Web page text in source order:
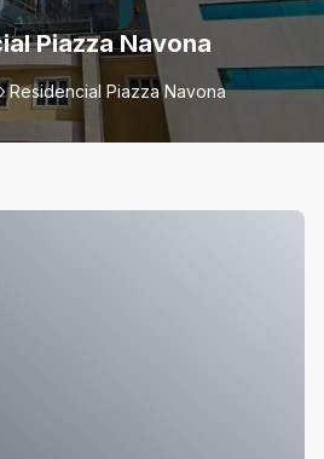
Piazza Navona
Residencial Piazza Navona